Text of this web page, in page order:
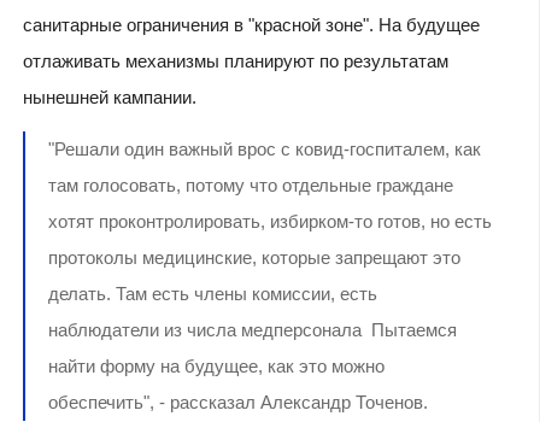
санитарные ограничения в "красной зоне". На будущее
отлаживать механизмы планируют по результатам
нынешней кампании.
"Решали один важный врос с ковид-госпиталем, как
там голосовать, потому что отдельные граждане
хотят проконтролировать, избирком-то готов, но есть
протоколы медицинские, которые запрещают это
делать. Там есть члены комиссии, есть
наблюдатели из числа медперсонала Пытаемся
найти форму на будущее, как это можно
обеспечить", - рассказал Александр Точенов.